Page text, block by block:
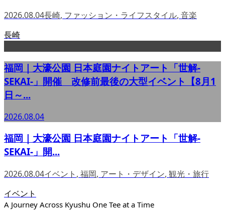
2026.08.04長崎, ファッション・ライフスタイル, 音楽
長崎
福岡｜大濠公園 日本庭園ナイトアート「世解-
SEKAI-」開催 改修前最後の大型イベント【8月1
日～...
2026.08.04
福岡｜大濠公園 日本庭園ナイトアート「世解-
SEKAI-」開...
2026.08.04イベント , 福岡, アート・デザイン, 観光・旅行
イベント
A Journey Across Kyushu One Tee at a Time